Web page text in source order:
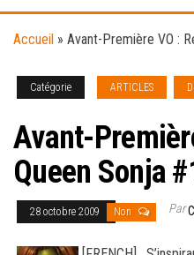
Accueil » Avant-Première VO :
Catégorie ARTICLES
Avant-
Queen Sonja
28 octobre 2009 Non Par